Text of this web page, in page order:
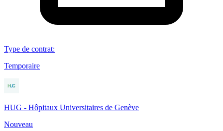
Type de contrat:
Temporaire
HUG - Hôpitaux Universitaires de Genève
Nouveau